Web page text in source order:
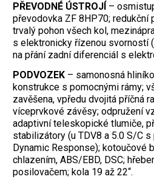
PŘEVODNÉ ÚSTROJÍ –
převodovka ZF 8HP70; redukční
trvalý pohon všech kol,
s elektronicky řízenou svorností
na přání zadní diferenciál s
PODVOZEK – samonosná
konstrukce s pomocnými rámy;
zavěšena, vpředu dvojitá příčná
víceprvkové závěsy; odpružení
adaptivní teleskopické tlumiče,
stabilizátory (u TDV8 a 5.0 S/C
Dynamic Response); kotoučové
chlazením, ABS/EBD, DSC;
posilovačem; kola 19 až 22“.